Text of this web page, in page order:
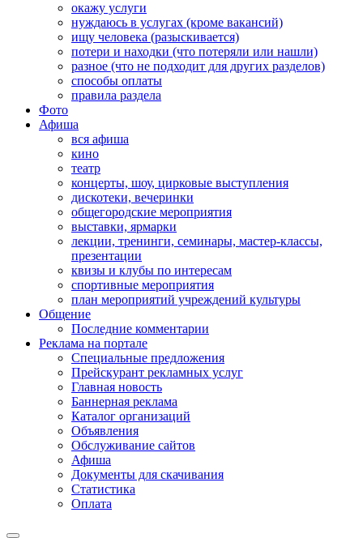
окажу услуги
нуждаюсь в услугах (кроме вакансий)
ищу человека (разыскивается)
потери и находки (что потеряли или нашли)
разное (что не подходит для других разделов)
способы оплаты
правила раздела
Фото
Афиша
вся афиша
кино
театр
концерты, шоу, цирковые выступления
дискотеки, вечеринки
общегородские мероприятия
выставки, ярмарки
лекции, тренинги, семинары, мастер-классы,
презентации
квизы и клубы по интересам
спортивные мероприятия
план мероприятий учреждений культуры
Общение
Последние комментарии
Реклама на портале
Специальные предложения
Прейскурант рекламных услуг
Главная новость
Баннерная реклама
Каталог организаций
Объявления
Обслуживание сайтов
Афиша
Документы для скачивания
Статистика
Оплата